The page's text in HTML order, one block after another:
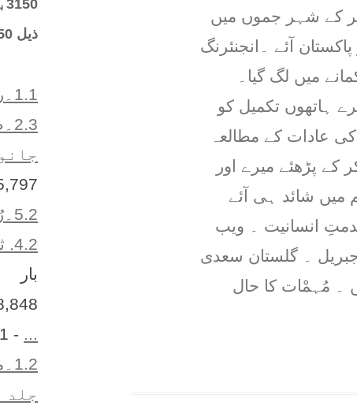
کے شہر جموں میں
آئے ۔انجنئرنگ
میں لگ گیا۔
ہاتھوں تکمیل کو
عادات کے مطالعہ
پڑھئے میرے اور
میں شائد ہی آئے
انسانیت ۔ ویب
۔ گلستان سعدی
۔ مُہمْات کا حال
ذیل 50 کم از کم 6550بار دیکھی گئیں
1.1۔رابطہ و تعارف
2.3۔طالبان اور پاکستان
75,797
5.2۔رُکن اور ستُون
4.2. ثقافت ۔ تہذیب و تمدن
بار
-
- 48,361 بار
1.2۔میری امّی
جلد